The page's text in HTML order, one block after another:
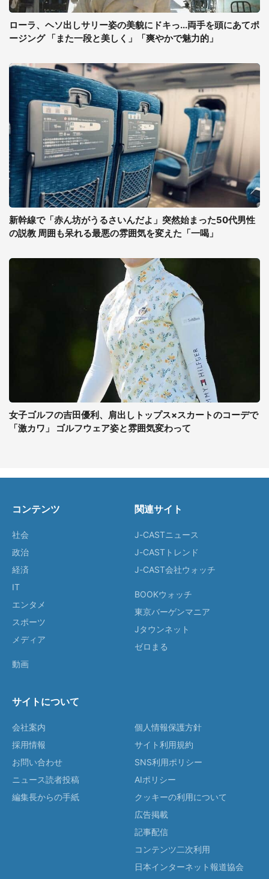
ローラ、ヘソ出しサリー姿の美貌にドキっ...両手を頭にあてポ
ージング 「また一段と美しく」「爽やかで魅力的」
新幹線で「赤ん坊がうるさいんだよ」突然始まった50代男性
の説教 周囲も呆れる最悪の雰囲気を変えた「一喝」
女子ゴルフの吉田優利、肩出しトップス×スカートのコーデで
「激カワ」 ゴルフウェア姿と雰囲気変わって
コンテンツ
社会
政治
経済
IT
エンタメ
スポーツ
メディア
動画
関連サイト
J-CASTニュース
J-CASTトレンド
J-CAST会社ウォッチ
BOOKウォッチ
東京バーゲンマニア
Jタウンネット
ゼロまる
サイトについて
会社案内
採用情報
お問い合わせ
ニュース読者投稿
編集長からの手紙
個人情報保護方針
サイト利用規約
SNS利用ポリシー
AIポリシー
クッキーの利用について
広告掲載
記事配信
コンテンツ二次利用
日本インターネット報道協会